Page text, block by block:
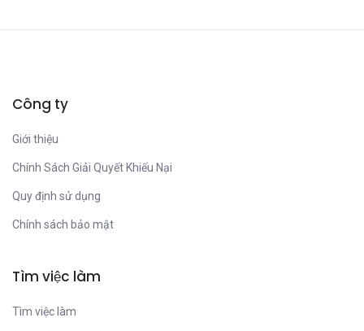
Công ty
Giới thiệu
Chính Sách Giải Quyết Khiếu Nại
Quy định sử dụng
Chính sách bảo mật
Tìm việc làm
Tìm việc làm